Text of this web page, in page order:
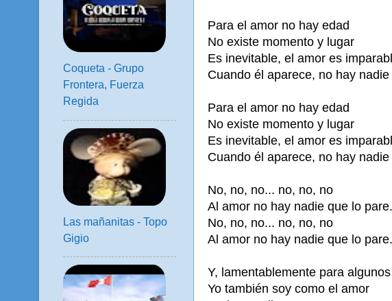
Para el amor no hay edad
No existe momento y lugar
Es inevitable, el amor es
Cuando él aparece, no hay
Para el amor no hay edad
No existe momento y lugar
Es inevitable, el amor es
Cuando él aparece, no hay
No, no, no... no, no, no
Al amor no hay nadie que lo pare.
No, no, no... no, no, no
Al amor no hay nadie que lo pare.
Y, lamentablemente para algunos
Yo también soy como el amor
Coqueta - Grupo
Frontera, Fuerza
Regida
Las mañanitas - Topo
Gigio